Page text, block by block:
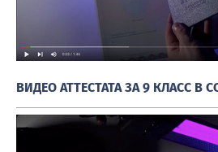
ВИДЕО АТТЕСТАТА ЗА 9 КЛАСС В